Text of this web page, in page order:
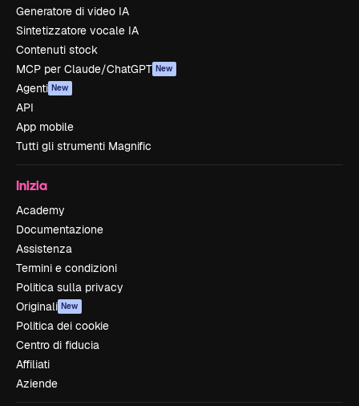
Generatore di video IA
Sintetizzatore vocale IA
Contenuti stock
MCP per Claude/ChatGPT New
Agenti New
API
App mobile
Tutti gli strumenti Magnific
Inizia
Academy
Documentazione
Assistenza
Termini e condizioni
Politica sulla privacy
Originali New
Politica dei cookie
Centro di fiducia
Affiliati
Aziende